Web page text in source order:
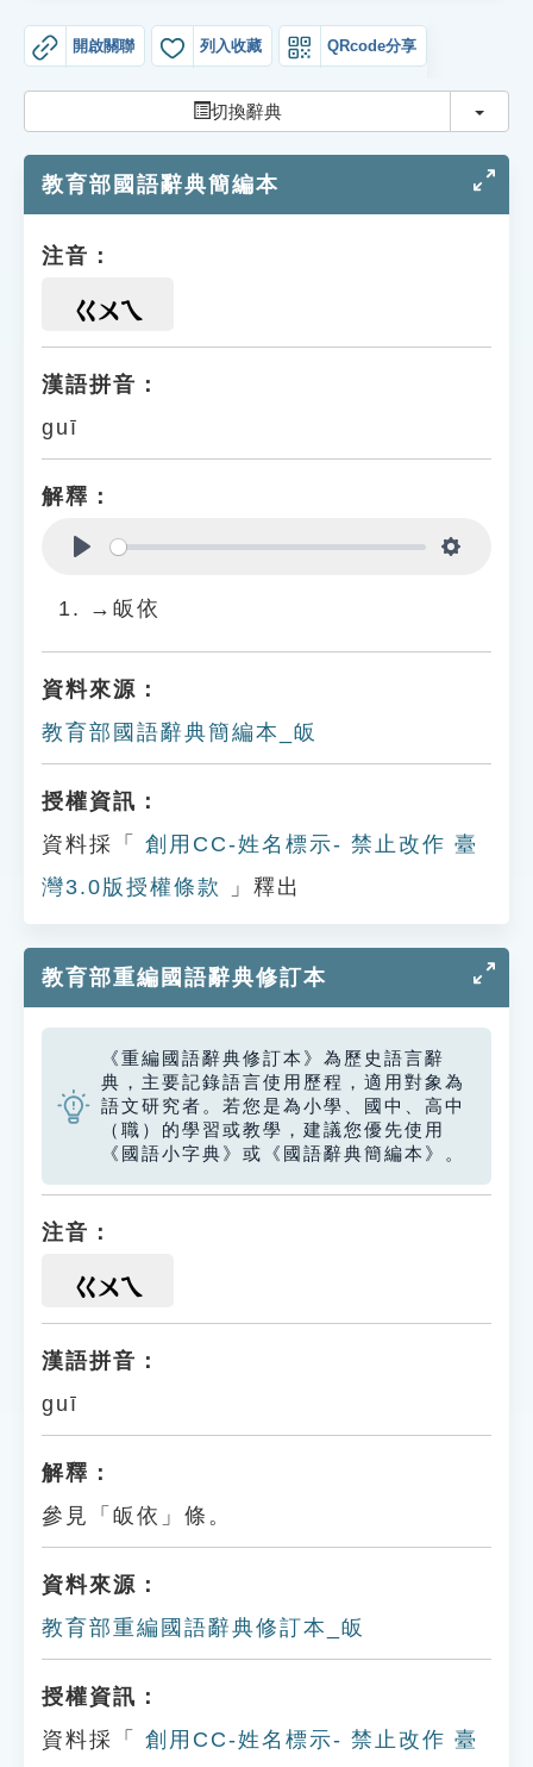
教學應用
貓頭鷹博士
開啟關聯 列入收藏 QRcode分享
切換辭典 切換
教育部國語辭典簡編本
注音：
ㄍㄨㄟ
漢語拼音：
guī
解釋：
→皈依
資料來源：
教育部國語辭典簡編本_皈
授權資訊：
資料採「
創用CC-姓名標示- 禁止改作 臺
灣3.0版授權條款
」釋出
教育部重編國語辭典修訂本
《重編國語辭典修訂本》為歷史語言辭
典，主要記錄語言使用歷程，適用對象為
語文研究者。若您是為小學、國中、高中
（職）的學習或教學，建議您優先使用
《國語小字典》或《國語辭典簡編本》。
注音：
ㄍㄨㄟ
漢語拼音：
guī
解釋：
參見「皈依」條。
資料來源：
教育部重編國語辭典修訂本_皈
授權資訊：
資料採「
創用CC-姓名標示- 禁止改作 臺